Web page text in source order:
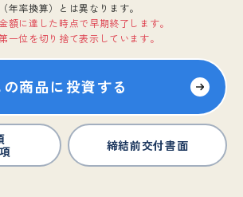
年率換算）とは異なります。
額に達した時点で早期終了します。
一位を切り捨て表示しています。
の商品に投資する
締結前交付書面